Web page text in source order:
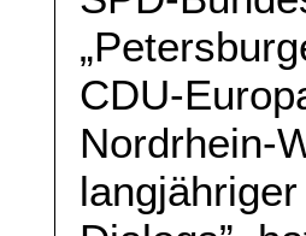
CDU-
Nordrhein-